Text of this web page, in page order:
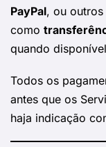
PayPal, ou
como
quando
Todos os
antes que os
haja indicação